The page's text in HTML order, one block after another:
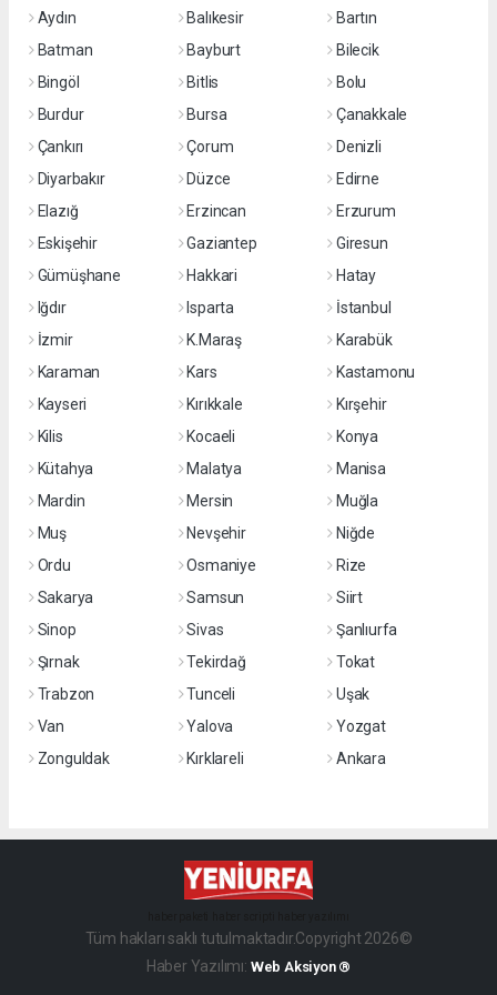
Aydın
Balıkesir
Bartın
Batman
Bayburt
Bilecik
Bingöl
Bitlis
Bolu
Burdur
Bursa
Çanakkale
Çankırı
Çorum
Denizli
Diyarbakır
Düzce
Edirne
Elazığ
Erzincan
Erzurum
Eskişehir
Gaziantep
Giresun
Gümüşhane
Hakkari
Hatay
Iğdır
Isparta
İstanbul
İzmir
K.Maraş
Karabük
Karaman
Kars
Kastamonu
Kayseri
Kırıkkale
Kırşehir
Kilis
Kocaeli
Konya
Kütahya
Malatya
Manisa
Mardin
Mersin
Muğla
Muş
Nevşehir
Niğde
Ordu
Osmaniye
Rize
Sakarya
Samsun
Siirt
Sinop
Sivas
Şanlıurfa
Şırnak
Tekirdağ
Tokat
Trabzon
Tunceli
Uşak
Van
Yalova
Yozgat
Zonguldak
Kırklareli Ankara
Tüm hakları saklı tutulmaktadır.Copyright 2026©
Haber Yazılımı: Web Aksiyon ®